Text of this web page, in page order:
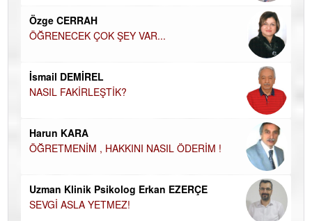
Özge CERRAH
ÖĞRENECEK ÇOK ŞEY VAR...
İsmail DEMİREL
NASIL FAKİRLEŞTİK?
Harun KARA
ÖĞRETMENİM , HAKKINI NASIL ÖDERİM !
Uzman Klinik Psikolog Erkan EZERÇE
SEVGİ ASLA YETMEZ!